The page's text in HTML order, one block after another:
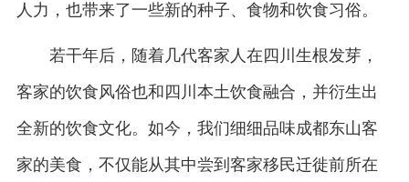
人力，也带来了一些新的种子、食物和饮食习俗。
若干年后，随着几代客家人在四川生根发芽，
客家的饮食风俗也和四川本土饮食融合，并衍生出
全新的饮食文化。如今，我们细细品味成都东山客
家的美食，不仅能从其中尝到客家移民迁徙前所在